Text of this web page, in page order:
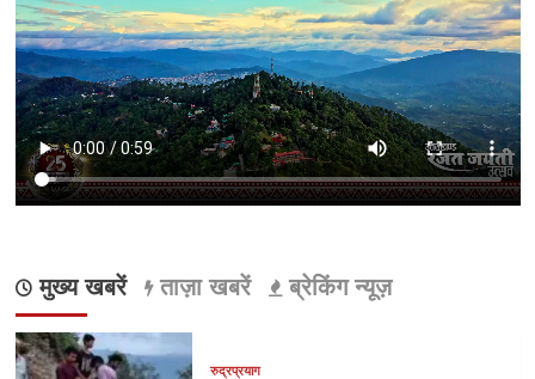
मुख्य खबरें ताज़ा खबरें ब्रेकिंग न्यूज़
रुद्रप्रयाग